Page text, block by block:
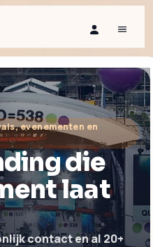
evenementen en
die
laat
contact en al 20+